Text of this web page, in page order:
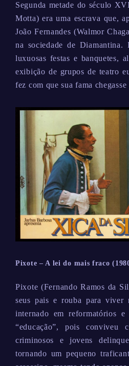
Segunda metade do século
Motta) era uma escrava que,
João Fernandes (Walmor
na sociedade de Diamantina.
luxuosas festas e banquetes,
exibição de grupos de teatro
fez com que sua fama
Pixote – A lei do mais fraco
Pixote (Fernando Ramos da
seus pais e rouba para viver
internado em reformatórios
“educação”, pois
criminosos e jovens
tornando um pequeno